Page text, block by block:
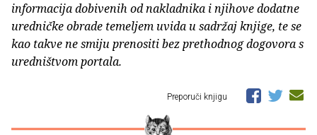
informacija dobivenih od nakladnika i njihove dodatne
uredničke obrade temeljem uvida u sadržaj knjige, te se
kao takve ne smiju prenositi bez prethodnog dogovora s
uredništvom portala.
Preporuči knjigu